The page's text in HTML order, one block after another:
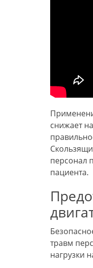
снижает
персонал
пациента.
травм
нагрузки